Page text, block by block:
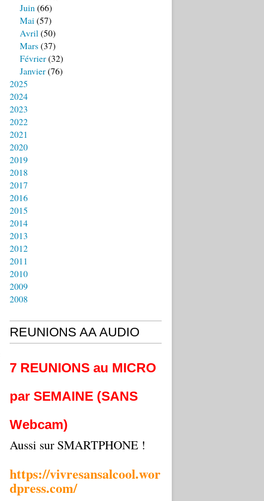
Juin(66)
Mai(57)
Avril(50)
Mars (37)
Février(32)
Janvier(76)
2025
2024
2023
2022
2021
2020
2019
2018
2017
2016
2015
2014
2013
2012
2011
2010
2009
2008
REUNIONS AA AUDIO
7 REUNIONS au MICRO
par SEMAINE (SANS
Webcam)
Aussi sur SMARTPHONE !
https://vivresansalcool.wor
dpress.com/